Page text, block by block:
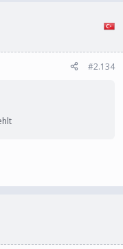
#2.134